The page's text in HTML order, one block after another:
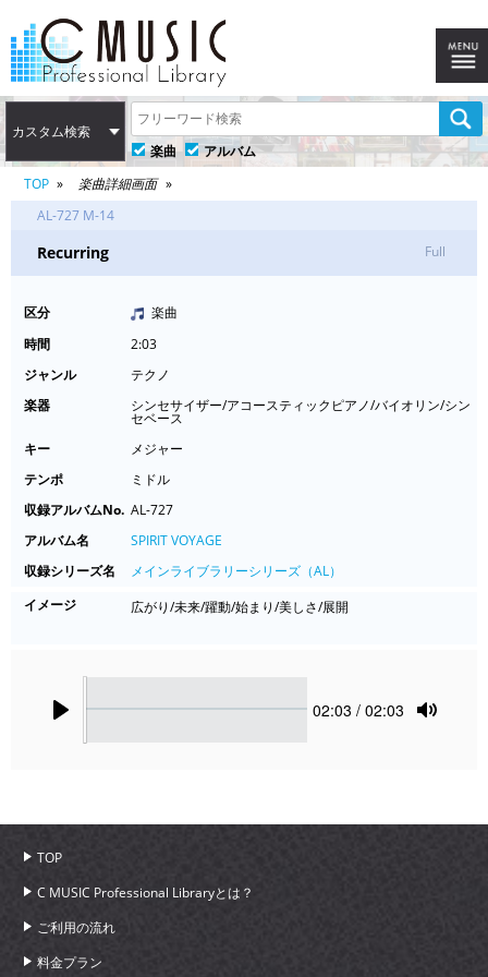
カスタム検索
楽曲
アルバム
TOP
楽曲詳細画面
AL-727 M-14
Recurring Full
区分
楽曲
時間
2:03
ジャンル
テクノ
楽器
シンセサイザー/アコースティックピアノ/バイオリン/シン
セベース
キー
メジャー
テンポ
ミドル
収録アルバムNo. AL-727
アルバム名
SPIRIT VOYAGE
収録シリーズ名
メインライブラリーシリーズ（AL）
イメージ
広がり/未来/躍動/始まり/美しさ/展開
Current
02:03 / 02:03
TOP
C MUSIC Professional Libraryとは？
ご利用の流れ
料金プラン